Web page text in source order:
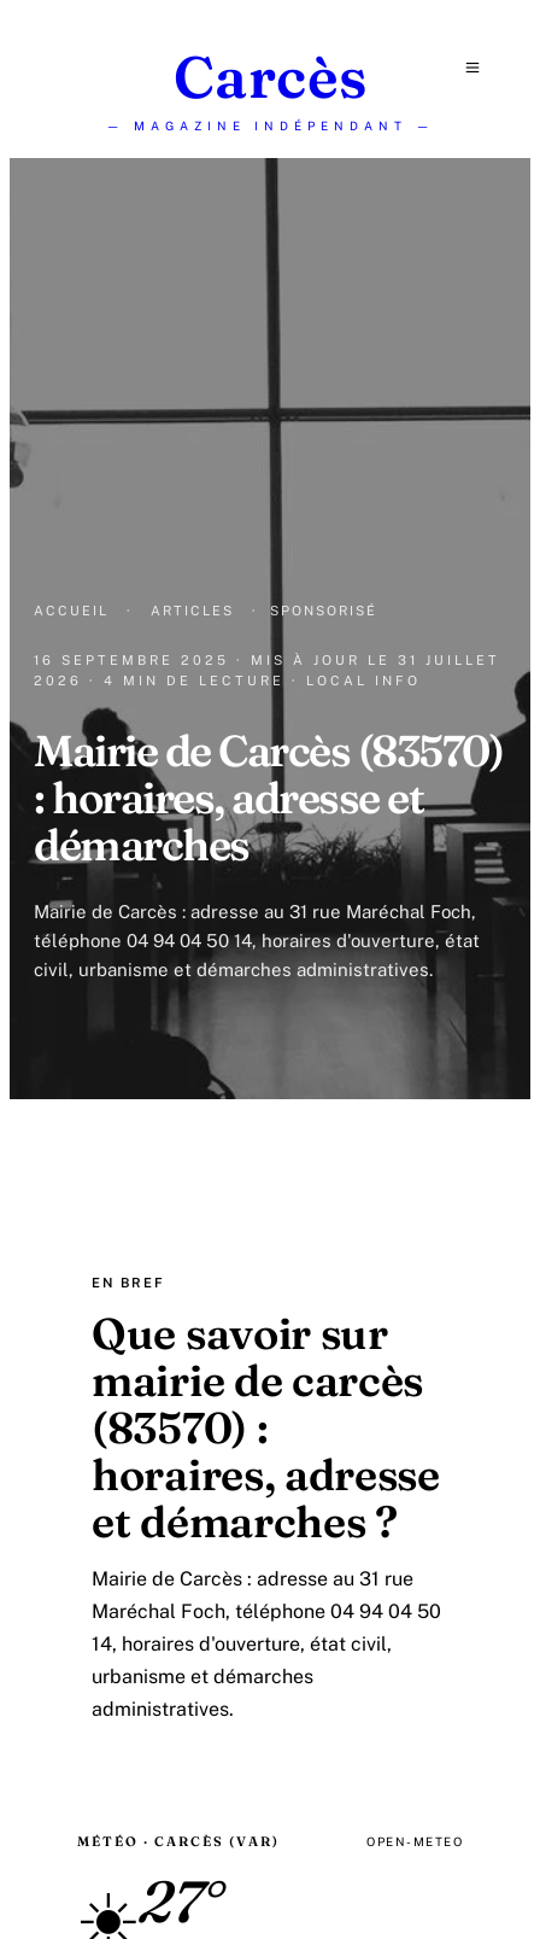
Carcès
— MAGAZINE INDÉPENDANT —
ACCUEIL · ARTICLES · SPONSORISÉ
16 SEPTEMBRE 2025 · MIS À JOUR LE 31 JUILLET
2026
· 4 MIN DE LECTURE · LOCAL INFO
Mairie de Carcès (83570)
: horaires, adresse et
démarches
Mairie de Carcès : adresse au 31 rue Maréchal Foch,
téléphone 04 94 04 50 14, horaires d'ouverture, état
civil, urbanisme et démarches administratives.
EN BREF
Que savoir sur
mairie de carcès
(83570) :
horaires, adresse
et démarches ?
Mairie de Carcès : adresse au 31 rue
Maréchal Foch, téléphone 04 94 04 50
14, horaires d'ouverture, état civil,
urbanisme et démarches
administratives.
MÉTÉO · CARCÈS (VAR) OPEN-METEO
☀️27°